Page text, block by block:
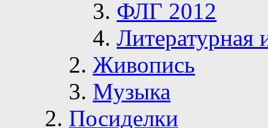
ФЛГ 2012
Живопись
Музыка
Посиделки